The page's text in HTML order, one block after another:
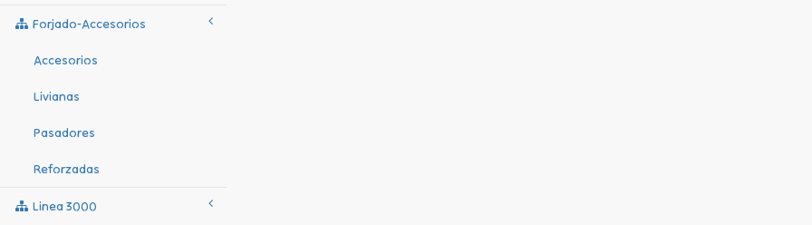
Forjado-Accesorios
Accesorios
Livianas
Pasadores
Reforzadas
Linea 3000